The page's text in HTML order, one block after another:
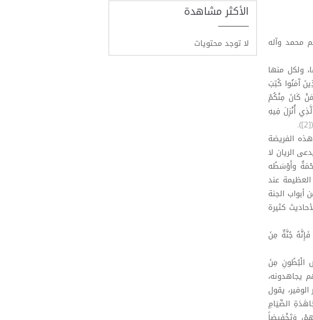
محمد وآله
ولكل منها
آَمَنُوا كُتِبَ
كَانَ مِنْكُمْ
رَمَضَانَ الَّذِي أُنْزِلَ فِيهِ
الفريضة
الريان لا
رَحْمَةٌ وأَوْسَطُه
المنزلة العظيمة عند
الجنة
كثيرة
جُنَّةٌ مِنَ
الْبُطُونِ مِنَ
يجاهدونه،
يقول
الصِّيَامِ
الأكثر مشاهدة
لا توجد محتويات